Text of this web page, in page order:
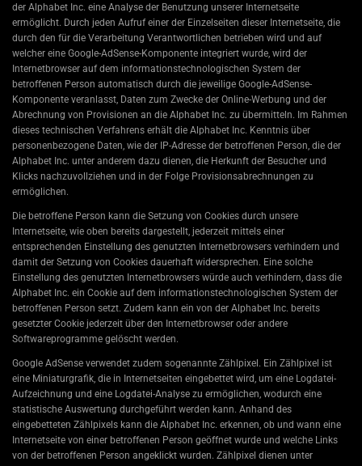
der Alphabet Inc. eine Analyse der Benutzung unserer Internetseite
ermöglicht. Durch jeden Aufruf einer der Einzelseiten dieser Internetseite, die
durch den für die Verarbeitung Verantwortlichen betrieben wird und auf
welcher eine Google-AdSense-Komponente integriert wurde, wird der
Internetbrowser auf dem informationstechnologischen System der
betroffenen Person automatisch durch die jeweilige Google-AdSense-
Komponente veranlasst, Daten zum Zwecke der Online-Werbung und der
Abrechnung von Provisionen an die Alphabet Inc. zu übermitteln. Im Rahmen
dieses technischen Verfahrens erhält die Alphabet Inc. Kenntnis über
personenbezogene Daten, wie der IP-Adresse der betroffenen Person, die der
Alphabet Inc. unter anderem dazu dienen, die Herkunft der Besucher und
Klicks nachzuvollziehen und in der Folge Provisionsabrechnungen zu
ermöglichen.
Die betroffene Person kann die Setzung von Cookies durch unsere
Internetseite, wie oben bereits dargestellt, jederzeit mittels einer
entsprechenden Einstellung des genutzten Internetbrowsers verhindern und
damit der Setzung von Cookies dauerhaft widersprechen. Eine solche
Einstellung des genutzten Internetbrowsers würde auch verhindern, dass die
Alphabet Inc. ein Cookie auf dem informationstechnologischen System der
betroffenen Person setzt. Zudem kann ein von der Alphabet Inc. bereits
gesetzter Cookie jederzeit über den Internetbrowser oder andere
Softwareprogramme gelöscht werden.
Google AdSense verwendet zudem sogenannte Zählpixel. Ein Zählpixel ist
eine Miniaturgrafik, die in Internetseiten eingebettet wird, um eine Logdatei-
Aufzeichnung und eine Logdatei-Analyse zu ermöglichen, wodurch eine
statistische Auswertung durchgeführt werden kann. Anhand des
eingebetteten Zählpixels kann die Alphabet Inc. erkennen, ob und wann eine
Internetseite von einer betroffenen Person geöffnet wurde und welche Links
von der betroffenen Person angeklickt wurden. Zählpixel dienen unter